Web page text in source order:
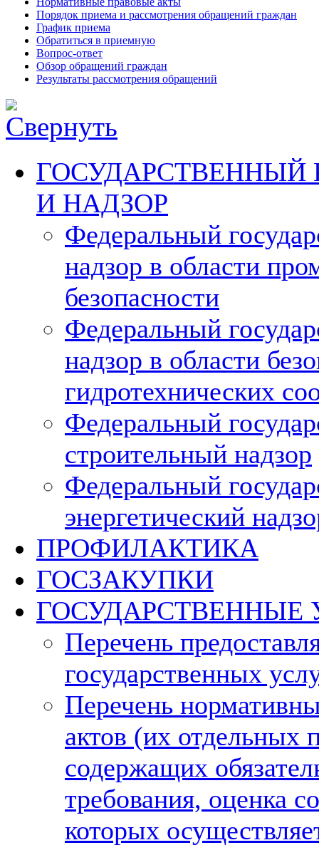
Порядок приема и рассмотрения обращений граждан
График приема
Обратиться в приемную
Вопрос-ответ
Обзор обращений граждан
Результаты рассмотрения обращений
ГОСУДАРСТВЕННЫЙ
И НАДЗОР
Федеральный
надзор в области
безопасности
Федеральный
надзор в области
гидротехнических
Федеральный
строительный надзор
Федеральный
энергетический
ПРОФИЛАКТИКА
ГОСЗАКУПКИ
ГОСУДАРСТВЕННЫЕ
Перечень
государственных
Перечень
актов (их отдельных
содержащих
требования, оценка
которых